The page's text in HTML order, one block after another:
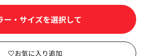
カートに入れる